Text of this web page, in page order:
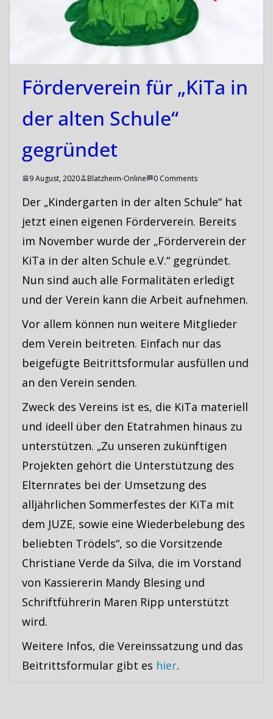
Förderverein für „KiTa in
der alten Schule“
gegründet
9 August, 2020 Blatzheim-Online 0 Comments
Der „Kindergarten in der alten Schule“ hat
jetzt einen eigenen Förderverein. Bereits
im November wurde der „Förderverein der
KiTa in der alten Schule e.V.“ gegründet.
Nun sind auch alle Formalitäten erledigt
und der Verein kann die Arbeit aufnehmen.
Vor allem können nun weitere Mitglieder
dem Verein beitreten. Einfach nur das
beigefügte Beitrittsformular ausfüllen und
an den Verein senden.
Zweck des Vereins ist es, die KiTa materiell
und ideell über den Etatrahmen hinaus zu
unterstützen. „Zu unseren zukünftigen
Projekten gehört die Unterstützung des
Elternrates bei der Umsetzung des
alljährlichen Sommerfestes der KiTa mit
dem JUZE, sowie eine Wiederbelebung des
beliebten Trödels“, so die Vorsitzende
Christiane Verde da Silva, die im Vorstand
von Kassiererin Mandy Blesing und
Schriftführerin Maren Ripp unterstützt
wird.
Weitere Infos, die Vereinssatzung und das
Beitrittsformular gibt es hier.